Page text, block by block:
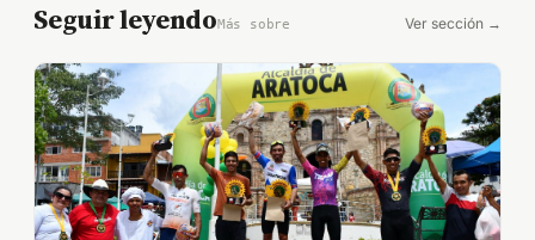
Seguir leyendoMás sobre Ver sección →